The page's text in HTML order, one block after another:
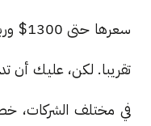
في مختلف الشركات،